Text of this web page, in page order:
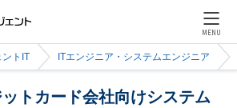
MENU
ントIT ITエンジニア・システムエンジニア
ットカード会社向けシステム